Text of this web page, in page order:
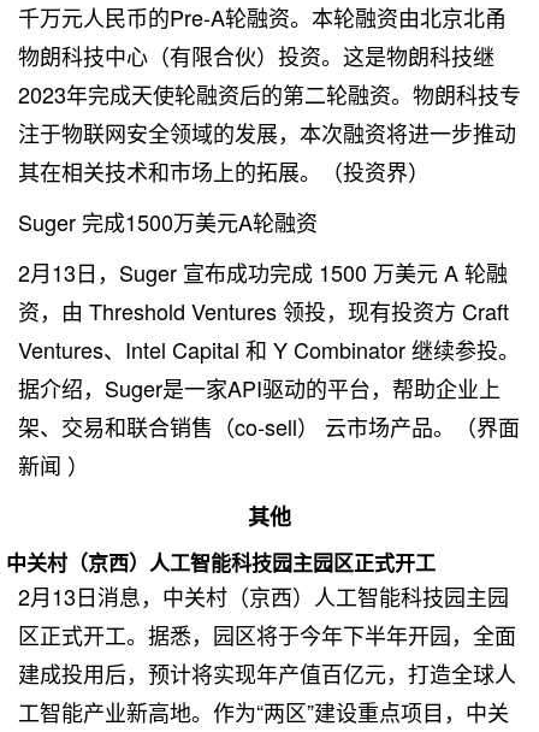
千万元人民币的Pre-A轮融资。本轮融资由北京北甬
物朗科技中心（有限合伙）投资。这是物朗科技继
2023年完成天使轮融资后的第二轮融资。物朗科技专
注于物联网安全领域的发展，本次融资将进一步推动
其在相关技术和市场上的拓展。（投资界）
Suger 完成1500万美元A轮融资
2月13日，Suger 宣布成功完成 1500 万美元 A 轮融
资，由 Threshold Ventures 领投，现有投资方 Craft
Ventures、Intel Capital 和 Y Combinator 继续参投。
据介绍，Suger是一家API驱动的平台，帮助企业上
架、交易和联合销售（co-sell） 云市场产品。（界面
新闻 ）
其他
中关村（京西）人工智能科技园主园区正式开工
2月13日消息，中关村（京西）人工智能科技园主园
区正式开工。据悉，园区将于今年下半年开园，全面
建成投用后，预计将实现年产值百亿元，打造全球人
工智能产业新高地。作为“两区”建设重点项目，中关